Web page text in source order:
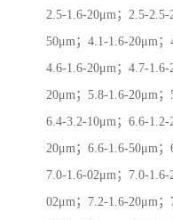
2.5-1.6-20μm；2.5-
50μm；4.1-1.6-20μm；
4.6-1.6-20μm；4.7-
20μm；5.8-1.6-20μm；
6.4-3.2-10μm；6.6-
20μm；6.6-1.6-50μm；
7.0-1.6-02μm；7.0-
02μm；7.2-1.6-20μm；